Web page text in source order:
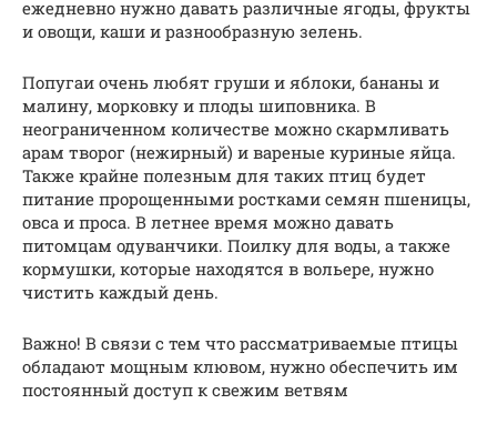
ежедневно нужно давать различные ягоды, фрукты
и овощи, каши и разнообразную зелень.
Попугаи очень любят груши и яблоки, бананы и
малину, морковку и плоды шиповника. В
неограниченном количестве можно скармливать
арам творог (нежирный) и вареные куриные яйца.
Также крайне полезным для таких птиц будет
питание пророщенными ростками семян пшеницы,
овса и проса. В летнее время можно давать
питомцам одуванчики. Поилку для воды, а также
кормушки, которые находятся в вольере, нужно
чистить каждый день.
Важно! В связи с тем что рассматриваемые птицы
обладают мощным клювом, нужно обеспечить им
постоянный доступ к свежим ветвям